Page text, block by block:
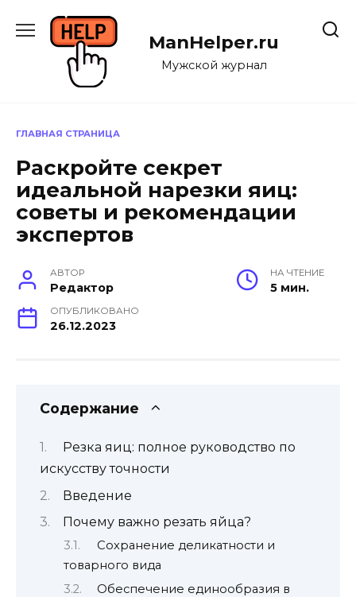
содержанию
ManHelper.ru
Мужской журнал
ГЛАВНАЯ СТРАНИЦА
Раскройте секрет
идеальной нарезки яиц:
советы и рекомендации
экспертов
АВТОР
Редактор
НА ЧТЕНИЕ
5 мин.
ОПУБЛИКОВАНО
26.12.2023
Содержание
Резка яиц: полное руководство по
искусству точности
Введение
Почему важно резать яйца?
Сохранение деликатности и
товарного вида
Обеспечение единообразия в